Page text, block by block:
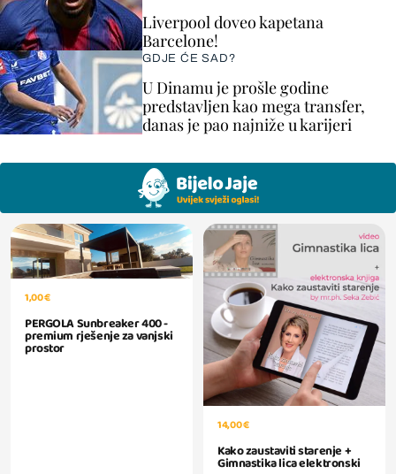
Liverpool doveo kapetana
Barcelone!
GDJE ĆE SAD?
U Dinamu je prošle godine
predstavljen kao mega transfer,
danas je pao najniže u karijeri
1,00 €
PERGOLA Sunbreaker 400 -
premium rješenje za vanjski
prostor
14,00 €
Kako zaustaviti starenje +
Gimnastika lica elektronski